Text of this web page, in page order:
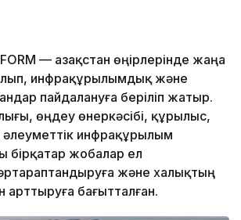
— Қазақстан өңірлерінде жаңа
инфрақұрылымдық және
пайдалануға беріліп жатыр.
өңдеу өнеркәсібі, құрылыс,
инфрақұрылым
бірқатар жобалар ел
және халықтың
бағытталған.